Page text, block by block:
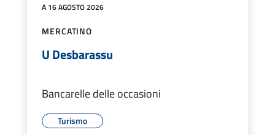
A 16 AGOSTO 2026
MERCATINO
U Desbarassu
Bancarelle delle occasioni
Turismo